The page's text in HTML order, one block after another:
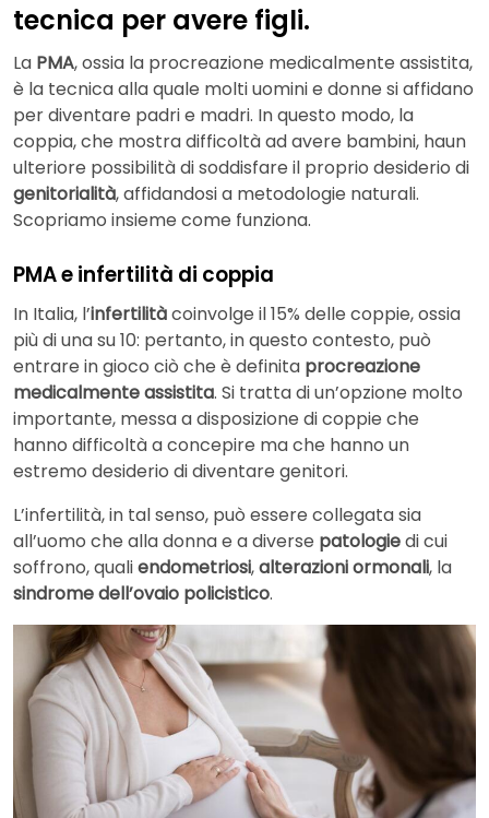
tecnica per avere figli.
La PMA, ossia la procreazione medicalmente assistita,
è la tecnica alla quale molti uomini e donne si affidano
per diventare padri e madri. In questo modo, la
coppia, che mostra difficoltà ad avere bambini, haun
ulteriore possibilità di soddisfare il proprio desiderio di
genitorialità, affidandosi a metodologie naturali.
Scopriamo insieme come funziona.
PMA e infertilità di coppia
In Italia, l’infertilitàcoinvolge il 15% delle coppie, ossia
più di una su 10: pertanto, in questo contesto, può
entrare in gioco ciò che è definita procreazione
medicalmente assistita. Si tratta di un’opzione molto
importante, messa a disposizione di coppie che
hanno difficoltà a concepire ma che hanno un
estremo desiderio di diventare genitori.
L’infertilità, in tal senso, può essere collegata sia
all’uomo che alla donna e a diverse patologiedi cui
soffrono, qualiendometriosi,alterazioni ormonali, la
sindrome dell’ovaio policistico.